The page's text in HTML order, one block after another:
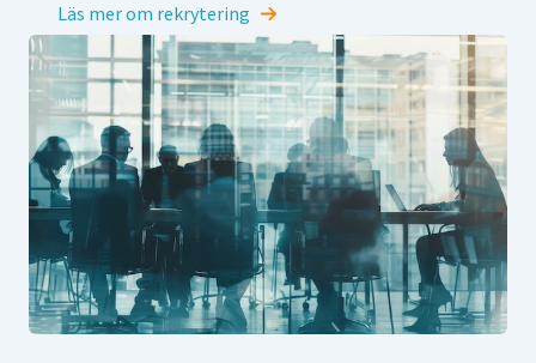
Läs mer om rekrytering